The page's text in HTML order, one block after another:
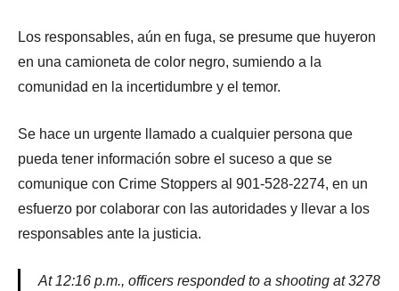
Los responsables, aún en fuga, se presume que huyeron
en una camioneta de color negro, sumiendo a la
comunidad en la incertidumbre y el temor.
Se hace un urgente llamado a cualquier persona que
pueda tener información sobre el suceso a que se
comunique con Crime Stoppers al 901-528-2274, en un
esfuerzo por colaborar con las autoridades y llevar a los
responsables ante la justicia.
At 12:16 p.m., officers responded to a shooting at 3278